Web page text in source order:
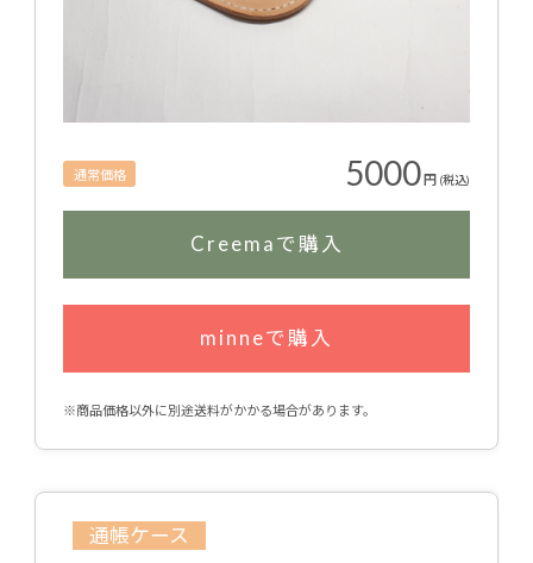
通常価格 5000円 (税込)
Creemaで購入
minneで購入
※商品価格以外に別途送料がかかる場合があります。
通帳ケース